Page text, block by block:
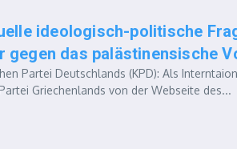
ideologisch-politische
gegen das palästinensische
Partei Deutschlands (KPD): Als
Griechenlands von der Webseite des...